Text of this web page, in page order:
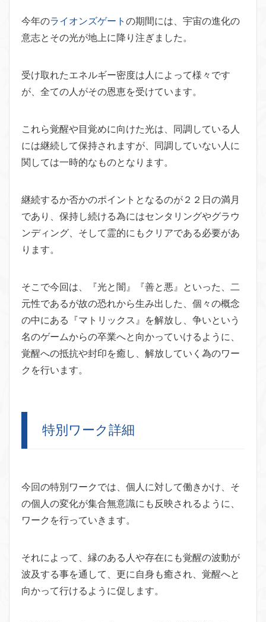
今年のライオンズゲート の期間には、宇宙の進化の
意志とその光が地上に降り注ぎました。
受け取れたエネルギー密度は人によって様々です
が、全ての人がその恩恵を受けています。
これら覚醒や目覚めに向けた光は、同調している人
には継続して保持されますが、同調していない人に
関しては一時的なものとなります。
継続するか否かのポイントとなるのが２２日の満月
であり、保持し続ける為にはセンタリングやグラウ
ンディング、そして霊的にもクリアである必要があ
ります。
そこで今回は、『光と闇』『善と悪』といった、二
元性であるが故の恐れから生み出した、個々の概念
の中にある『マトリックス』を解放し、争いという
名のゲームからの卒業へと向かっていけるように、
覚醒への抵抗や封印を癒し、解放していく為のワー
クを行います。
特別ワーク詳細
今回の特別ワークでは、個人に対して働きかけ、そ
の個人の変化が集合無意識にも反映されるように、
ワークを行っていきます。
それによって、縁のある人や存在にも覚醒の波動が
波及する事を通して、更に自身も癒され、覚醒へと
向かって行けるように促します。